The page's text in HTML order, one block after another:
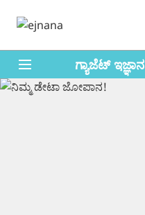
ಗ್ಯಾಜೆಟ್ ಇಜ್ಞಾನ